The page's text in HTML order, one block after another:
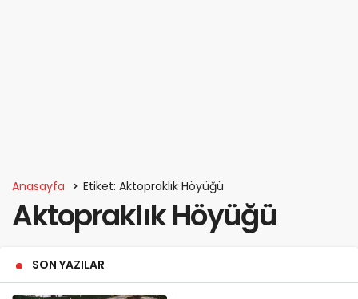
Anasayfa Etiket: Aktopraklık Höyüğü
Aktopraklık Höyüğü
SON YAZILAR